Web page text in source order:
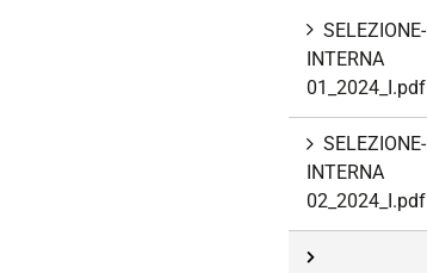
SELEZIONE-
INTERNA
01_2024_I.pdf
SELEZIONE-
INTERNA
02_2024_I.pdf